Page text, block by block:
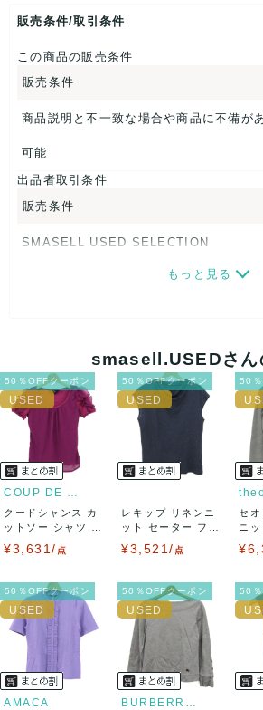
素材タグを撮影しておりますので、ご確認
【 商品札 】
販売条件/取引条件
この商品の販売条件
販売条件
商品説明と不一致な場合や商品に不備が
可能
出品者取引条件
販売条件
SMASELL USED SELECTION
画像ダウンロードなので、転売にも最適♪
ネコポスの場合は日時指定ができません
ませ。
USED品に関しましては、見る方によっ
りますので、トラブルを避けるため、神
品を求められる方は御購入をお控えくだ
また商品には細心の注意をはらっており
ましたら、レビュー記載前に必ずコメン
い致します。対応できることがあれば、
します。
また並行輸入品もございますので、真贋
もっと見る
smasell.USEDさん
50％OFFクーポン
COUP DE CHANCE
クードシャンス カ
ットソー シャツ 半
¥3,631/ 点
50％OFFクーポン
レキップ リネンニ
ット セーター フレ
¥3,521/ 点
50
セオ
ニッ
50％OFFクーポン
AMACA
50％OFFクーポン
BURBERRY LONDON
50